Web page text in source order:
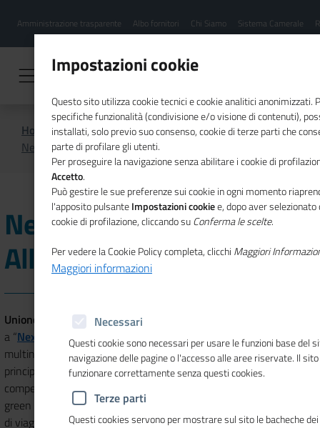
contenuto
Menu
hamburgher
Amministrazione trasparente Albo fornitori Chi Siamo Sistema Camerale
Home
Cultura e turismo
Next Tourism Generation Alliance
Next Tourism Generation
Alliance
Unioncamere , in collaborazione con
a “Next Tourism Generation Alliance ”, un progetto
multinazionale della Commissione Europea che ha come
principale obiettivo quello di definire un modello di sviluppo di
competenze settoriali nel turismo sulle tematiche digitali, sociali e
green (declinato in 5 sottosettori: ospitalità, ristorazione,agenzie
di viaggio e tour operator, attrattori turistici, gestione delle
Impostazioni cookie
Questo sito utilizza cookie tecnici e cookie analitici anonimizzati.
specifiche funzionalità (condivisione e/o visione di contenuti),
installati, solo previo suo consenso, cookie di terze parti che
parte di profilare gli utenti.
Per proseguire la navigazione senza abilitare i cookie di
Accetto.
Può gestire le sue preferenze sui cookie in ogni momento
l'apposito pulsanteImpostazioni cookiee, dopo aver
cookie di profilazione, cliccando suConferma le scelte.
Per vedere la Cookie Policy completa, clicchi Maggiori
Maggiori informazioni
Necessari
Questi cookie sono necessari per usare le funzioni base del
navigazione delle pagine o l'accesso alle aree riservate. Il
funzionare correttamente senza questi cookies.
Terze parti
Questi cookies servono per mostrare sul sito le bacheche